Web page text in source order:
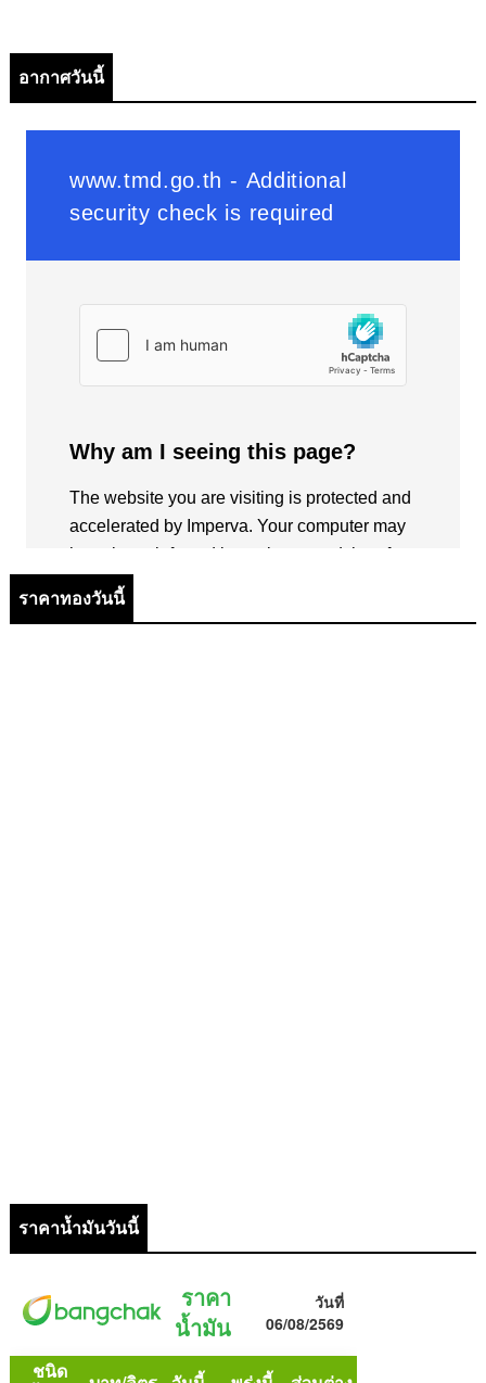
อากาศวันนี้
ราคาทองวันนี้
ราคาน้ำมันวันนี้